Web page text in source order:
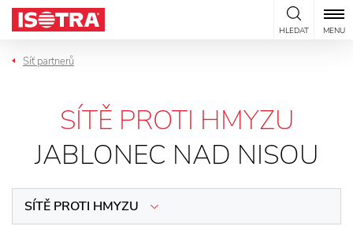
Přeskočit na obsah
HLEDAT MENU
Síť partnerů
SÍTĚ PROTI HMYZU
JABLONEC NAD NISOU
SÍTĚ PROTI HMYZU